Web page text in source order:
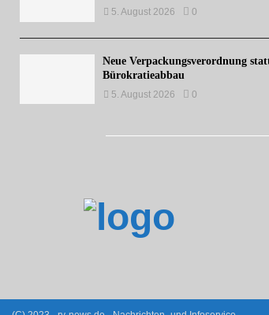
5. August 2026 0
Neue Verpackungsverordnung
Bürokratieabbau
5. August 2026 0